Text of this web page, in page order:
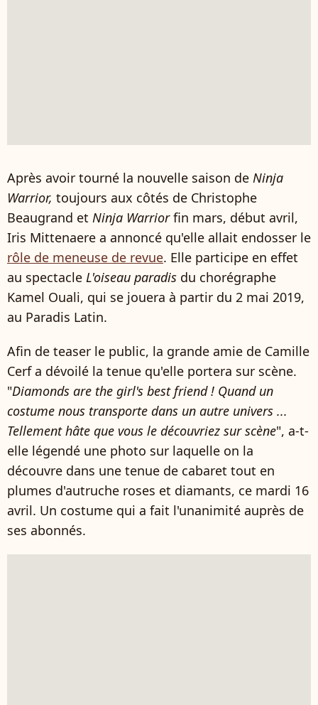
Après avoir tourné la nouvelle saison de Ninja
Warrior, toujours aux côtés de Christophe
Beaugrand et Ninja Warriorfin mars, début avril,
Iris Mittenaere a annoncé qu'elle allait endosser le
rôle de meneuse de revue. Elle participe en effet
au spectacle L'oiseau paradis du chorégraphe
Kamel Ouali, qui se jouera à partir du 2 mai 2019,
au Paradis Latin.
Afin de teaser le public, la grande amie de Camille
Cerf a dévoilé la tenue qu'elle portera sur scène.
"Diamonds are the girl's best friend ! Quand un
costume nous transporte dans un autre univers ...
Tellement hâte que vous le découvriez sur scène", a-t-
elle légendé une photo sur laquelle on la
découvre dans une tenue de cabaret tout en
plumes d'autruche roses et diamants, ce mardi 16
avril. Un costume qui a fait l'unanimité auprès de
ses abonnés.